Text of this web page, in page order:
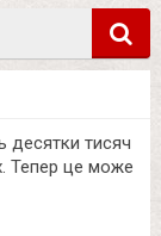
десятки тисяч
Тепер це може